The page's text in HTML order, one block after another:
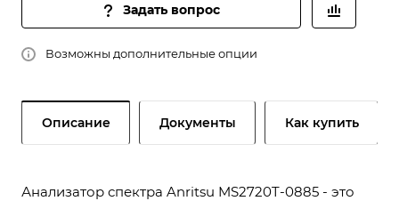
Задать вопрос
Возможны дополнительные опции
Описание Документы Как купить
Анализатор спектра Anritsu MS2720T-0885 - это